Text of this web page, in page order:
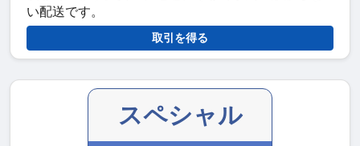
い配送です。
取引を得る
スペシャル